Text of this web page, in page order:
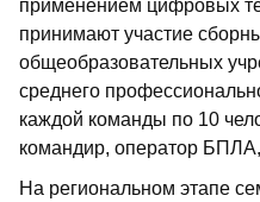
применением цифровых
принимают участие
общеобразовательных
среднего
каждой команды по 10
командир, оператор БПЛА,
На региональном этапе